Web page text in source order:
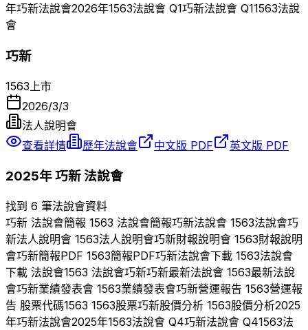
年巧新法說會2026年1563法說會 Q1巧新法說會 Q11563法說
會
巧新
1563 上市
2026/3/3
法人說明會
查看詳情
歷年法說會 中文版 PDF 英文版 PDF
2025年巧新法說會
找到 6 筆法說會資料
巧新 法說會簡報 1563 法說會簡報巧新法說會 1563法說會巧
新法人說明會 1563法人說明會巧新財報說明會 1563財報說明
會巧新簡報PDF 1563簡報PDF巧新法說會下載 1563法說會
下載 法說會1563 法說會巧新巧新最新法說會 1563最新法說
會巧新業績發表會 1563業績發表會巧新營運報告 1563營運報
告 股票代碼1563 1563股票巧新股價分析 1563股價分析2025
年巧新法說會2025年1563法說會 Q4巧新法說會 Q41563法